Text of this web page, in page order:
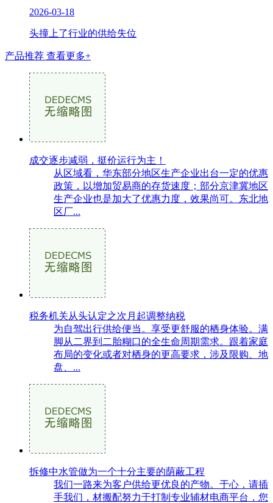
2026-03-18
头撞上了行业的供给失位
产品推荐 查看更多+
成交逐步减弱，挺价运行为主！
从区域看，华东部分地区生产企业出台一定的优惠
政策，以增加贸易商的存货速度；部分京津冀地区
生产企业也是加大了优惠力度，效果尚可。东北地
区厂...
税务机关从头认定之次月起调整纳税
为自驾出行供给便当。享受更舒服的栖身体验。满
脚从二界到二胎糊口的全生命周期需求。跟着家庭
布局的变化或者对栖身的更高要求，涉及限购、地
盘、...
拆修中水管做为一个十分主要的荫蔽工程
我们一路来为客户供给更优良的产物。于心，请插
手我们，材搬配努力于打制专业辅材电商平台，您